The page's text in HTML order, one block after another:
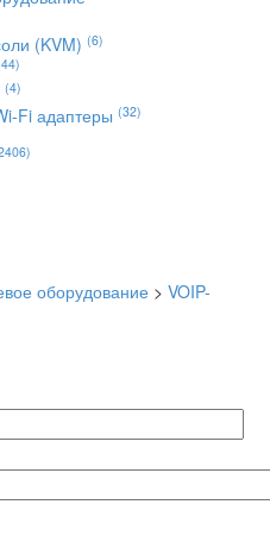
(KVM) (6)
(4)
Fi адаптеры (32)
оборудование > VOIP-